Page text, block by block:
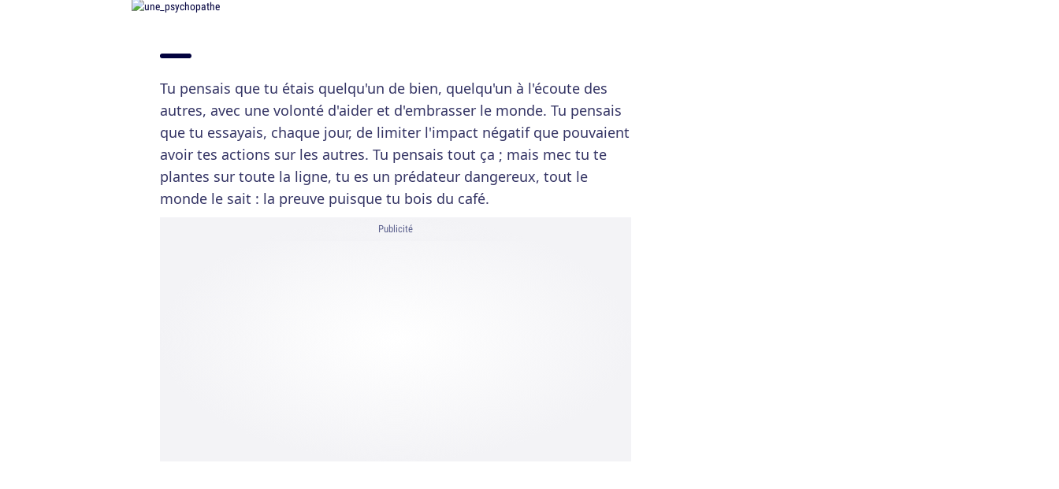
Tu pensais que tu étais quelqu'un de bien, quelqu'un à l'écoute des
autres, avec une volonté d'aider et d'embrasser le monde. Tu pensais
que tu essayais, chaque jour, de limiter l'impact négatif que pouvaient
avoir tes actions sur les autres. Tu pensais tout ça ; mais mec tu te
plantes sur toute la ligne, tu es un prédateur dangereux, tout le
monde le sait : la preuve puisque tu bois du café.
Publicité